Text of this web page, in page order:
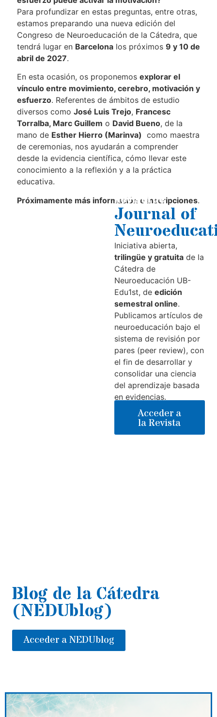
Para profundizar en estas preguntas, entre otras,
estamos preparando una nueva edición del
Congreso de Neuroeducación de la Cátedra, que
tendrá lugar en Barcelona los próximos 9 y 10 de
abril de 2027.
En esta ocasión, os proponemos explorar el
vínculo entre movimiento, cerebro, motivación y
esfuerzo. Referentes de ámbitos de estudio
diversos como José Luis Trejo, Francesc
Torralba, Marc Guillem o David Bueno, de la
mano de Esther Hierro (Marinva) como maestra
de ceremonias, nos ayudarán a comprender
desde la evidencia científica, cómo llevar este
conocimiento a la reflexión y a la práctica
educativa.
Próximamente más información e inscripciones.
Revista de
Neuroeducación
Journal of
Iniciativa abierta,
trilingüe y gratuitade la
Cátedra de
Neuroeducación UB-
Edu1st, de edición
semestral online.
Publicamos artículos de
neuroeducación bajo el
sistema de revisión por
pares (peer review), con
el fin de desarrollar y
consolidar una ciencia
del aprendizaje basada
en evidencias.
Acceder a
la Revista
Blog de la Cátedra
(NEDUblog)
Acceder a NEDUblog